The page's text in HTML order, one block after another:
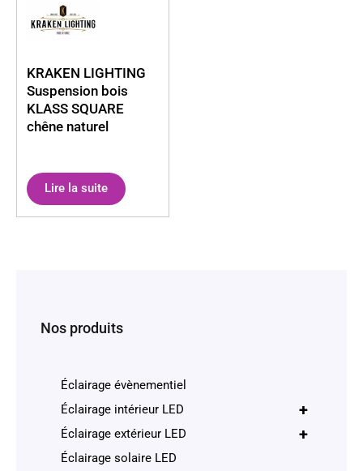
KRAKEN LIGHTING
Suspension bois
KLASS SQUARE
chêne naturel
Lire la suite
Nos produits
Éclairage évènementiel
+
Éclairage intérieur LED
+
Éclairage extérieur LED
Éclairage solaire LED